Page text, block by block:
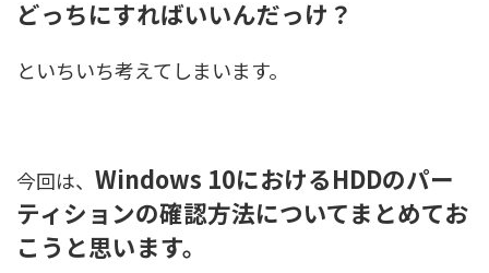
どっちにすればいいんだっけ？
といちいち考えてしまいます。
今回は、 Windows 10におけるHDDのパー
ティションの確認方法についてまとめてお
こうと思います。